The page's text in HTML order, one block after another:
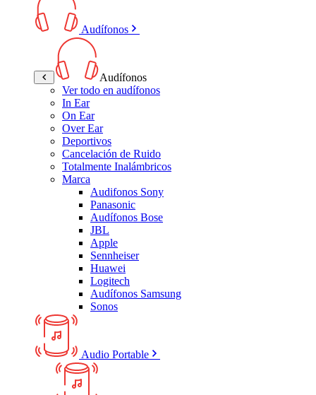
Audífonos
Audífonos
Ver todo en audífonos
In Ear
On Ear
Over Ear
Deportivos
Cancelación de Ruido
Totalmente Inalámbricos
Marca
Audifonos Sony
Panasonic
Audífonos Bose
JBL
Apple
Sennheiser
Huawei
Logitech
Audífonos Samsung
Sonos
Audio Portable